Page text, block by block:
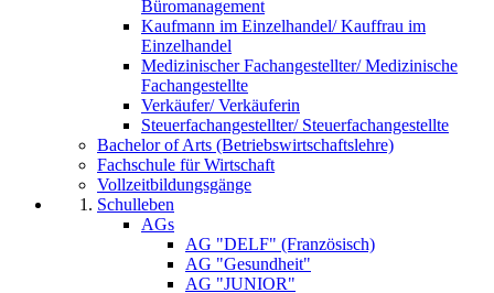
Büromanagement
Kaufmann im Einzelhandel/ Kauffrau im
Einzelhandel
Medizinischer Fachangestellter/ Medizinische
Fachangestellte
Verkäufer/ Verkäuferin
Steuerfachangestellter/ Steuerfachangestellte
Bachelor of Arts (Betriebswirtschaftslehre)
Fachschule für Wirtschaft
Vollzeitbildungsgänge
Schulleben
AGs
AG "DELF" (Französisch)
AG "Gesundheit"
AG "JUNIOR"